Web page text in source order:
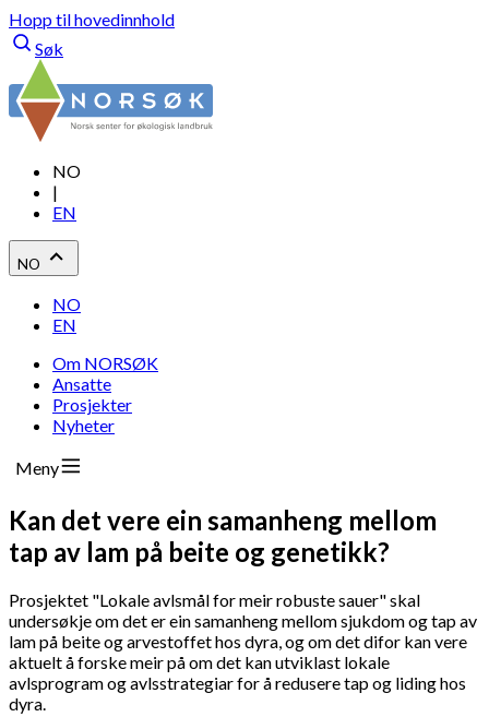
Hopp til hovedinnhold
Søk
NO
|
EN
NO
NO
EN
Om NORSØK
Ansatte
Prosjekter
Nyheter
Meny
Kan det vere ein samanheng mellom
tap av lam på beite og genetikk?
Prosjektet "Lokale avlsmål for meir robuste sauer" skal
undersøkje om det er ein samanheng mellom sjukdom og tap av
lam på beite og arvestoffet hos dyra, og om det difor kan vere
aktuelt å forske meir på om det kan utviklast lokale
avlsprogram og avlsstrategiar for å redusere tap og liding hos
dyra.